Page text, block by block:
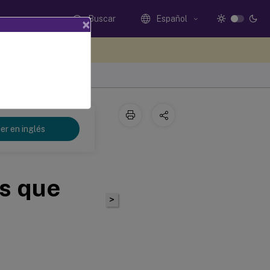
Buscar Español
en inglés
que
>
×